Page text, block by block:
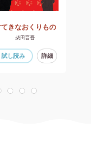
きなおくりもの
柴田晋吾
試し読み 詳細
8 9 10